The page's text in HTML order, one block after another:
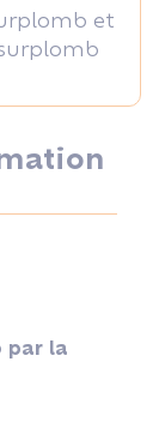
et
par la